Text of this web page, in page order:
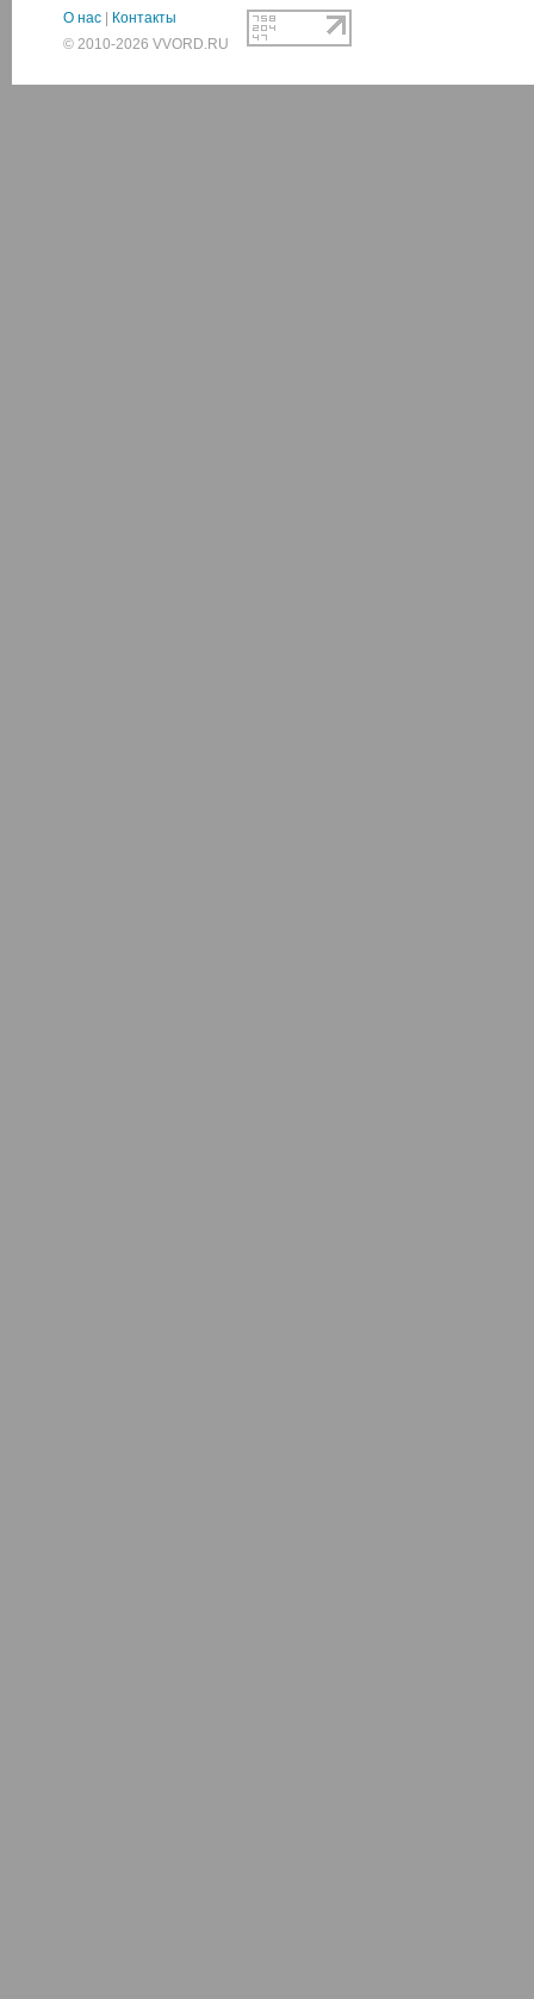
О нас
Контакты
© 2010-2026 VVORD.RU